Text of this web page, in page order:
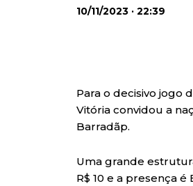
10/11/2023 · 22:39
Para o decisivo jogo
Vitória convidou a
Barradãp.
Uma grande
R$ 10 e a presença é